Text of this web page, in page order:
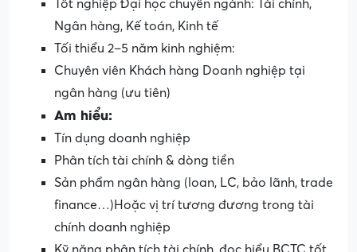
Tốt nghiệp Đại học chuyên ngành: Tài chính,
Ngân hàng, Kế toán, Kinh tế
Tối thiểu 2–5 năm kinh nghiệm:
Chuyên viên Khách hàng Doanh nghiệp tại
ngân hàng (ưu tiên)
Am hiểu:
Tín dụng doanh nghiệp
Phân tích tài chính & dòng tiền
Sản phẩm ngân hàng (loan, LC, bảo lãnh, trade
finance…)Hoặc vị trí tương đương trong tài
chính doanh nghiệp